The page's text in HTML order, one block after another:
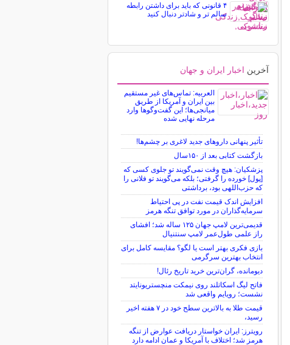
۴ قانونی که باید برای داشتن رابطه
سالم تر و شادتر دنبال کنید
آخرین اخبار ایران و جهان
العربیه: تماس‌های غیر مستقیم
بین ایران و آمریکا از طریق
میانجی‌ها؛ این گفت‌و‌گو‌ها وارد
مرحله نهایی شده
تأثیر پنهانی داروهای جدید لاغری بر چشم‌ها!
بازگشت کتابی بعد از ۱۵۰سال
پزشکیان: هیچ وقت نمی‌گویند تو جلوی کسی که
[پول] خورده را گرفتی؛ بلکه می‌گویند تو فلانی را
که حزب‌اللهی بود، برداشتی
افزایش اندک قیمت نفت در پی احتیاط
سرمایه‌گذاران در مورد توافق تنگه هرمز
قدیمی‌ترین لامپ جهان ۱۲۵ ساله شد؛ افشای
راز علمی طول‌عمر لامپ سنتنیال
بازی فکری بهتر است یا لگو؟ مقایسه کامل برای
انتخاب بهترین سرگرمی
دیومانده، گران‌ترین خرید تاریخ رئال!
فاتح لیگ اسکاتلند روی نیمکت منچستریونایتد
نشست؛ رویایم واقعی شد
قیمت طلا به بالاترین سطح خود در ۷ هفته اخیر
رسید،
رویترز: ایران خواستار دریافت عوارض از تنگه
هرمز شد؛ اختلاف با آمریکا و عمان ادامه دارد